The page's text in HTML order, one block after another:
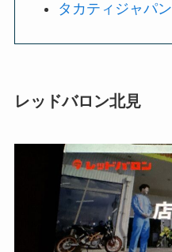
タカティジャパン
レッドバロン北見